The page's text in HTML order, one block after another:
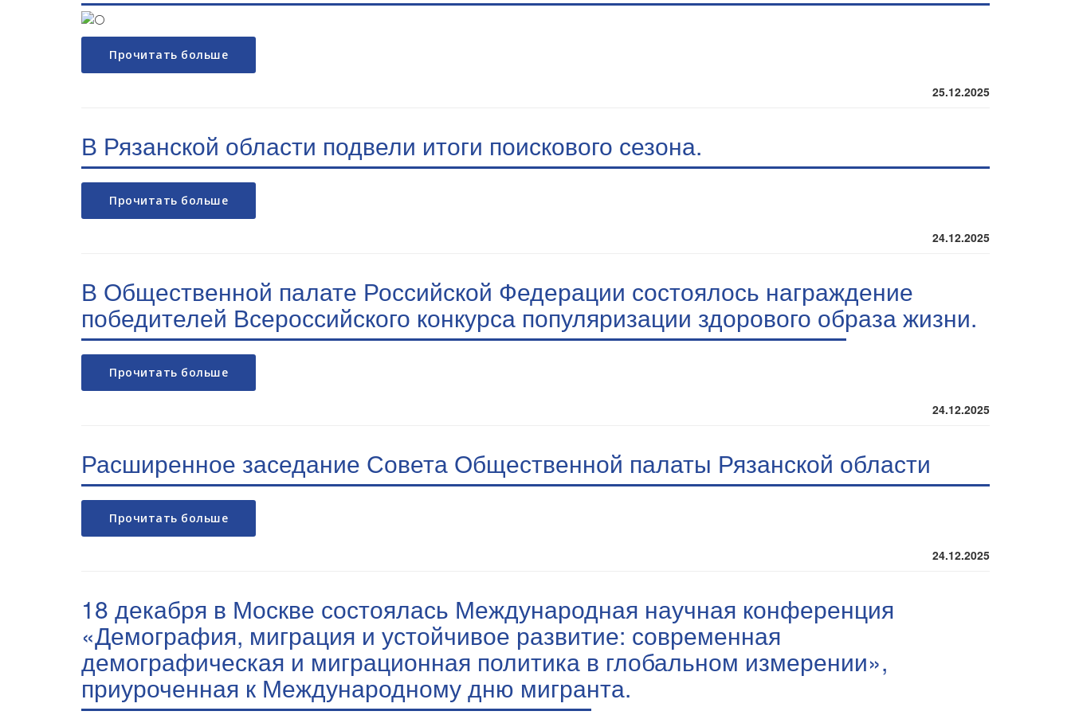
Прочитать больше
25.12.2025
В Рязанской области подвели итоги поискового сезона.
Прочитать больше
24.12.2025
В Общественной палате Российской Федерации состоялось награждение
победителей Всероссийского конкурса популяризации здорового образа жизни.
Прочитать больше
24.12.2025
Расширенное заседание Совета Общественной палаты Рязанской области
Прочитать больше
24.12.2025
18 декабря в Москве состоялась Международная научная конференция
«Демография, миграция и устойчивое развитие: современная
демографическая и миграционная политика в глобальном измерении»,
приуроченная к Международному дню мигранта.